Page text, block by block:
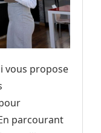
vous propose
parcourant